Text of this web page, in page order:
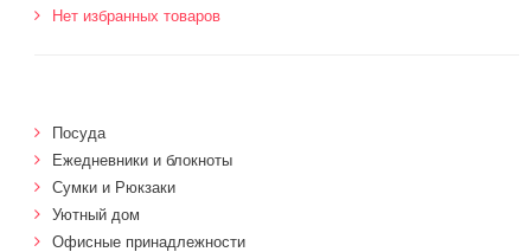
Нет избранных товаров
Посуда
Ежедневники и блокноты
Сумки и Рюкзаки
Уютный дом
Офисные принадлежности